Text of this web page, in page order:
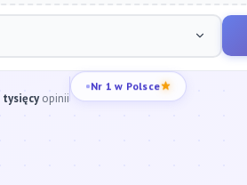
tysięcyopinii
Nr 1 w Polsce